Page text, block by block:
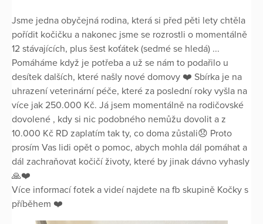
Jsme jedna obyčejná rodina, která si před pěti lety chtěla
pořídit kočičku a nakonec jsme se rozrostli o momentálně
12 stávajících, plus šest koťátek (sedmé se hledá) ...
Pomáháme když je potřeba a už se nám to podařilo u
desítek dalších, které našly nové domovy ❤️ Sbírka je na
uhrazení veterinární péče, které za poslední roky vyšla na
více jak 250.000 Kč. Já jsem momentálně na rodičovské
dovolené , kdy si nic podobného nemůžu dovolit a z
10.000 Kč RD zaplatím tak ty, co doma zůstali😞 Proto
prosím Vas lidi opět o pomoc, abych mohla dál pomáhat a
dál zachraňovat kočičí životy, které by jinak dávno vyhasly
🙏❤️
Více informací fotek a videí najdete na fb skupině Kočky s
příběhem ❤️